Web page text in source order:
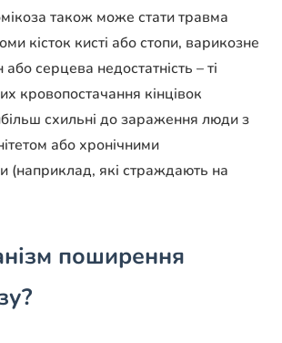
також може стати травма
кісток кисті або стопи, варикозне
серцева недостатність – ті
кровопостачання кінцівок
схильні до зараження люди з
або хронічними
(наприклад, які страждають на
поширення